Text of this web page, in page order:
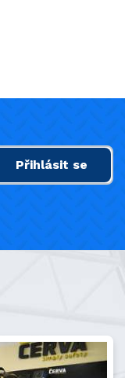
Přihlásit se